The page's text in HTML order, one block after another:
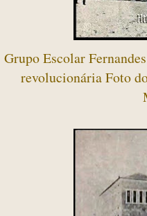
Grupo Escolar
revolucionária Foto